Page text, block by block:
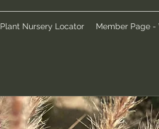
Plant Nursery Locator Member Page -